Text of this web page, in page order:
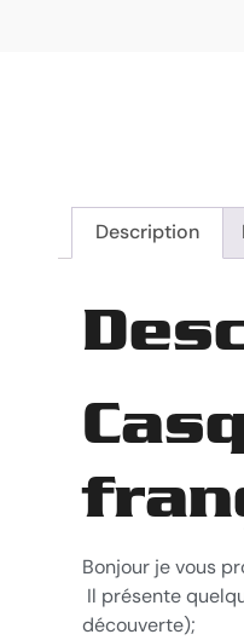
Description
Bonjour je vous
Il présente
découverte);